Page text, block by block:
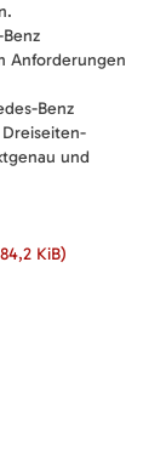
Anforderungen
Benz
und
KiB)